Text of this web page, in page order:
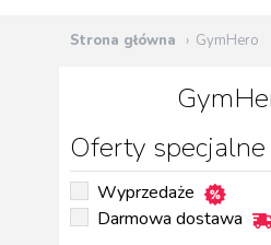
Strona główna GymHero
Oferty specjalne
Wyprzedaże
Darmowa dostawa